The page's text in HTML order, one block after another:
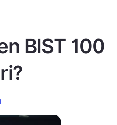
BIST 100